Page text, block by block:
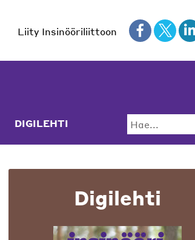
Liity Insinööriliittoon
DIGILEHTI Hae...
Digilehti